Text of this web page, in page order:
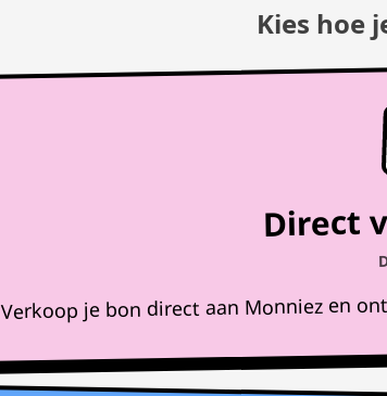
Kies hoe
Direct
Verkoop je bon direct aan Monniez en